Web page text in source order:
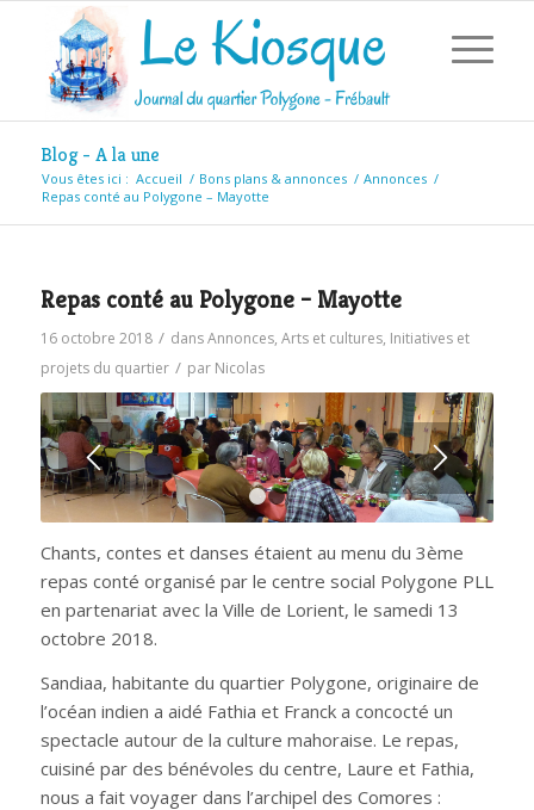
Blog - A la une
Vous êtes ici : Accueil / Bons plans & annonces / Annonces /
Repas conté au Polygone – Mayotte
Repas conté au Polygone – Mayotte
16 octobre 2018 / dansAnnonces, Arts et cultures, Initiatives et
projets du quartier / par Nicolas
1 2
Chants, contes et danses étaient au menu du 3ème
repas conté organisé par le centre social Polygone PLL
en partenariat avec la Ville de Lorient, le samedi 13
octobre 2018.
Sandiaa, habitante du quartier Polygone, originaire de
l’océan indien a aidé Fathia et Franck a concocté un
spectacle autour de la culture mahoraise. Le repas,
cuisiné par des bénévoles du centre, Laure et Fathia,
nous a fait voyager dans l’archipel des Comores :